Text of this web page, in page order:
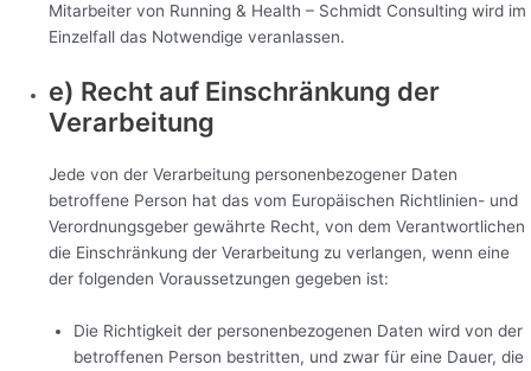
Mitarbeiter von Running & Health – Schmidt Consulting wird im
Einzelfall das Notwendige veranlassen.
e) Recht auf Einschränkung der
Verarbeitung
Jede von der Verarbeitung personenbezogener Daten
betroffene Person hat das vom Europäischen Richtlinien- und
Verordnungsgeber gewährte Recht, von dem Verantwortlichen
die Einschränkung der Verarbeitung zu verlangen, wenn eine
der folgenden Voraussetzungen gegeben ist:
Die Richtigkeit der personenbezogenen Daten wird von der
betroffenen Person bestritten, und zwar für eine Dauer, die